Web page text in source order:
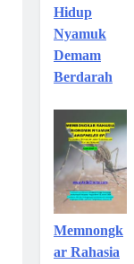
Hidup
Nyamuk
Demam
Berdarah
Memnongk
ar Rahasia